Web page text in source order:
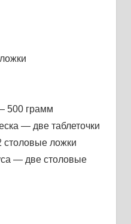
500 грамм
— две таблеточки
столовые ложки
— две столовые